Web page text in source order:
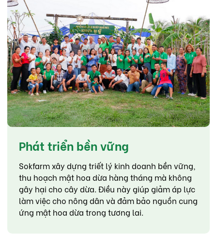
Phát triển bền vững
Sokfarm xây dựng triết lý kinh doanh bền vững,
thu hoạch mật hoa dừa hàng tháng mà không
gây hại cho cây dừa. Điều này giúp giảm áp lực
làm việc cho nông dân và đảm bảo nguồn cung
ứng mật hoa dừa trong tương lai.